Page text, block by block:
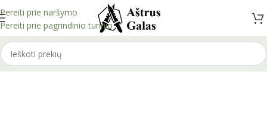
Pereiti prie naršymo
Pereiti prie pagrindinio turinio